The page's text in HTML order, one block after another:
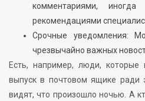
комментариями,
рекомендациями
Срочные уведомления:
чрезвычайно важных
Есть, например, люди,
выпуск в почтовом ящике ради
видят, что произошло ночью. А